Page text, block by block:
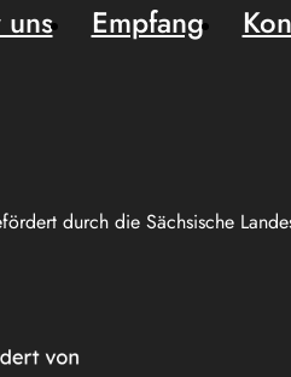
durch die Sächsische
Empfang